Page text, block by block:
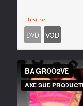
Théâtre